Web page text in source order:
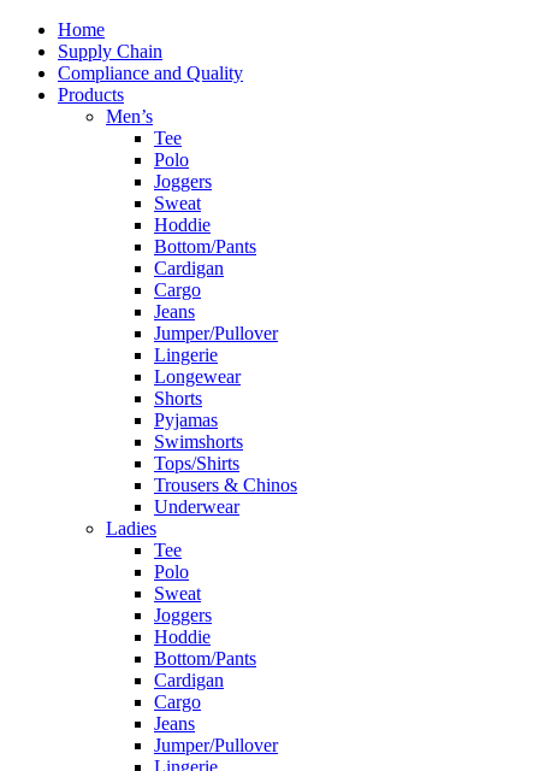
Home
Supply Chain
Compliance and Quality
Products
Men’s
Tee
Polo
Joggers
Sweat
Hoddie
Bottom/Pants
Cardigan
Cargo
Jeans
Jumper/Pullover
Lingerie
Longewear
Shorts
Pyjamas
Swimshorts
Tops/Shirts
Trousers & Chinos
Underwear
Ladies
Tee
Polo
Sweat
Joggers
Hoddie
Bottom/Pants
Cardigan
Cargo
Jeans
Jumper/Pullover
Lingerie